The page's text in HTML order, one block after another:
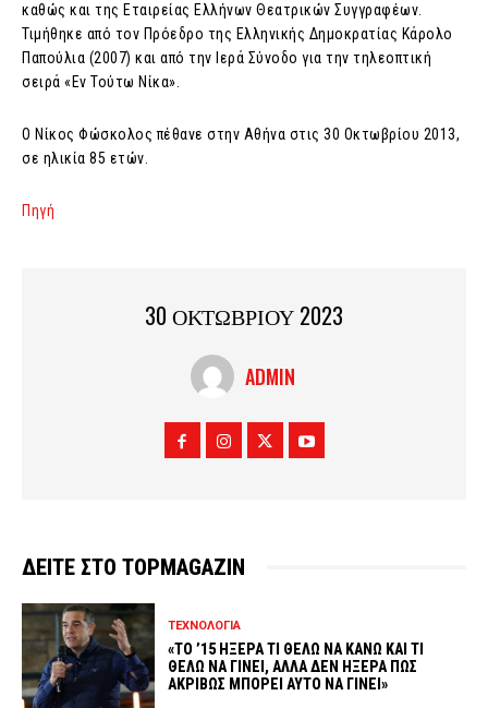
καθώς και της Εταιρείας Ελλήνων Θεατρικών Συγγραφέων.
Τιμήθηκε από τον Πρόεδρο της Ελληνικής Δημοκρατίας Κάρολο
Παπούλια (2007) και από την Ιερά Σύνοδο για την τηλεοπτική
σειρά «Εν Τούτω Νίκα».
Ο Νίκος Φώσκολος πέθανε στην Αθήνα στις 30 Οκτωβρίου 2013,
σε ηλικία 85 ετών.
Πηγή
30 ΟΚΤΩΒΡΙΟΥ 2023
ADMIN
ΔΕΙΤΕ ΣΤΟ TOPMAGAZIN
ΤΕΧΝΟΛΟΓΙΑ
«ΤΟ ’15 ΗΞΕΡΑ ΤΙ ΘΕΛΩ ΝΑ ΚΑΝΩ ΚΑΙ ΤΙ
ΘΕΛΩ ΝΑ ΓΙΝΕΙ, ΑΛΛΑ ΔΕΝ ΗΞΕΡΑ ΠΩΣ
ΑΚΡΙΒΩΣ ΜΠΟΡΕΙ ΑΥΤΟ ΝΑ ΓΙΝΕΙ»